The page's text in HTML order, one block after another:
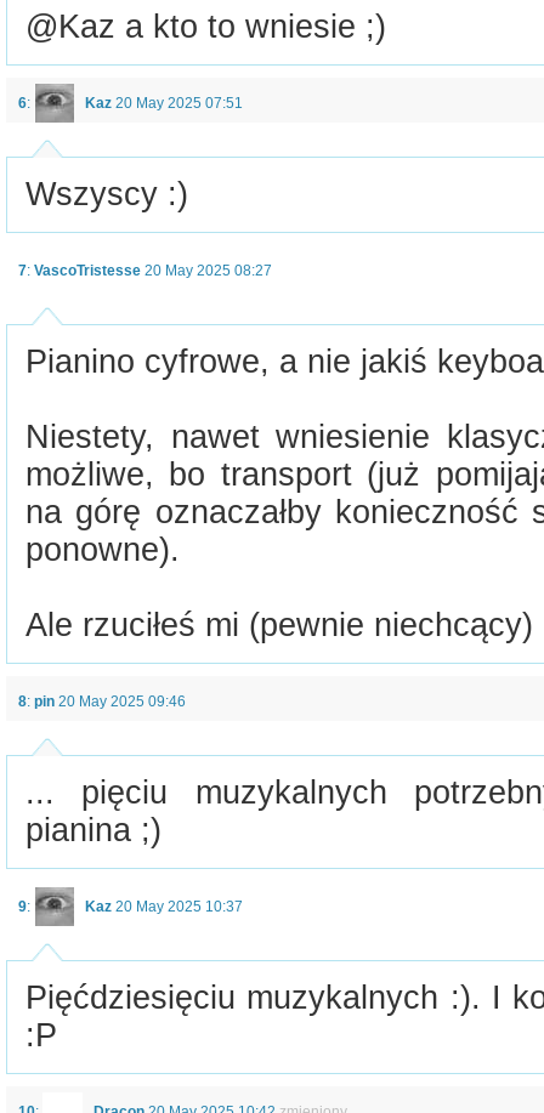
@Kaz a kto to wniesie ;)
6: Kaz 20 May 2025 07:51
Wszyscy :)
7: VascoTristesse 20 May 2025 08:27
Pianino cyfrowe, a nie jakiś
Niestety, nawet wniesienie
możliwe, bo transport (już
na górę oznaczałby konieczność
ponowne).
Ale rzuciłeś mi (pewnie niechcący)
8: pin 20 May 2025 09:46
... pięciu muzykalnych
pianina ;)
9: Kaz 20 May 2025 10:37
Pięćdziesięciu muzykalnych :). I
:P